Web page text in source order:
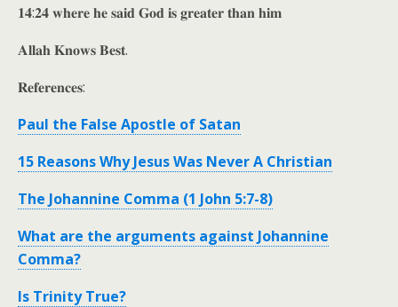
𝟏𝟒:𝟐𝟒 𝐰𝐡𝐞𝐫𝐞 𝐡𝐞 𝐬𝐚𝐢𝐝 𝐆𝐨𝐝 𝐢𝐬 𝐠𝐫𝐞𝐚𝐭𝐞𝐫 𝐭𝐡𝐚𝐧 𝐡𝐢𝐦
𝐀𝐥𝐥𝐚𝐡 𝐊𝐧𝐨𝐰𝐬 𝐁𝐞𝐬𝐭.
𝐑𝐞𝐟𝐞𝐫𝐞𝐧𝐜𝐞𝐬:
Paul the False Apostle of Satan
15 Reasons Why Jesus Was Never A Christian
The Johannine Comma (1 John 5:7-8)
What are the arguments against Johannine
Comma?
Is Trinity True?